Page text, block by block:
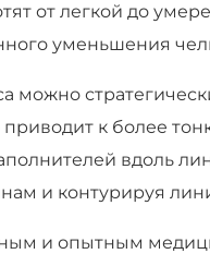
от легкой до
уменьшения
можно
к более
вдоль
и контурируя
и опытным